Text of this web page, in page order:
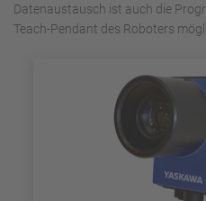
Datenaustausch ist auch die
Teach-Pendant des Roboters